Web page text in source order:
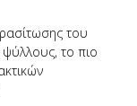
του
το πιο